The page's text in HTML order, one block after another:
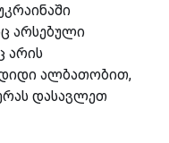
არსებული
არის
დიდი ალბათობით,
დასავლეთ